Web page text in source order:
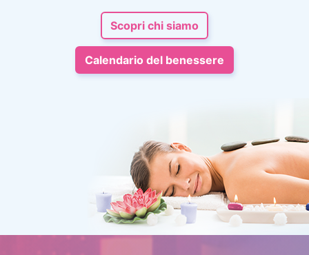
Scopri chi siamo
Calendario del benessere